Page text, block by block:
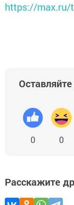
https://max.ru/
0 0
Расскажите